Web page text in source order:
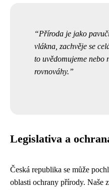
Příroda je jako
vlákna, zachvěje se
to uvědomujeme nebo
rovnováhy.
Legislativa a
Česká republika se může
oblasti ochrany přírody. Naše